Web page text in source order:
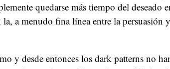
quedarse más tiempo del deseado
a menudo fina línea entre la persuasión
y desde entonces los dark patterns no